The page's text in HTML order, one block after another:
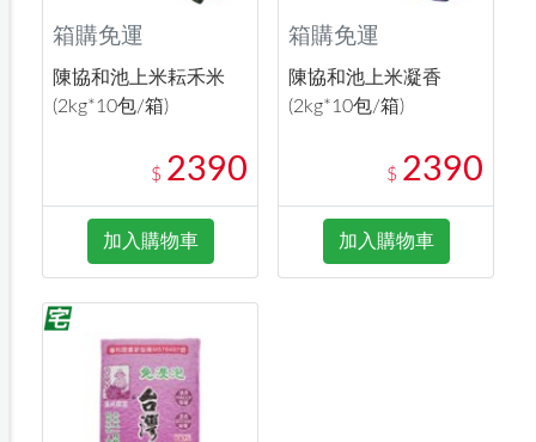
箱購免運
陳協和池上米耘禾米
(2kg*10包/箱)
$ 2390
加入購物車
箱購免運
陳協和池上米凝香
(2kg*10包/箱)
$ 2390
加入購物車